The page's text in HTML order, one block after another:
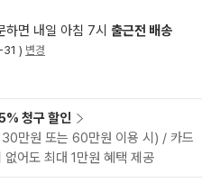
하면 내일 아침 7시 출근전 배송
31 ) 변경
청구 할인
만원 또는 60만원 이용 시) / 카드
어도 최대 1만원 혜택 제공